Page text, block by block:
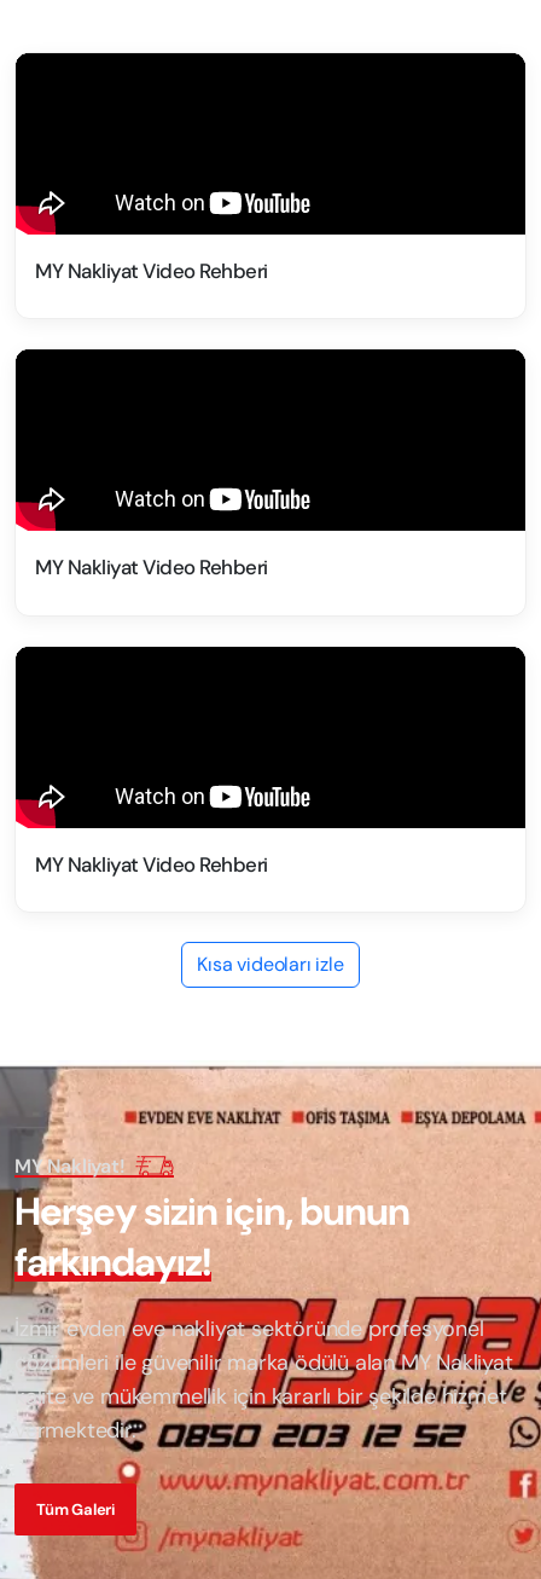
MY Nakliyat Video Rehberi
MY Nakliyat Video Rehberi
MY Nakliyat Video Rehberi
Kısa videoları izle
MY Nakliyat!
Herşeysiziniçin,bunun
farkındayız!
İzmir evden eve nakliyat sektöründe profesyonel
çözümleri ile güvenilir marka ödülü alanMY Nakliyat
kalite ve mükemmellik için kararlı bir şekilde hizmet
vermektedir.
Tüm Galeri